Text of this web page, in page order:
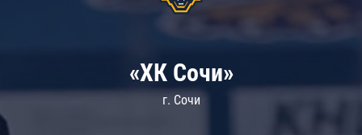
«ХК Сочи»
г. Сочи